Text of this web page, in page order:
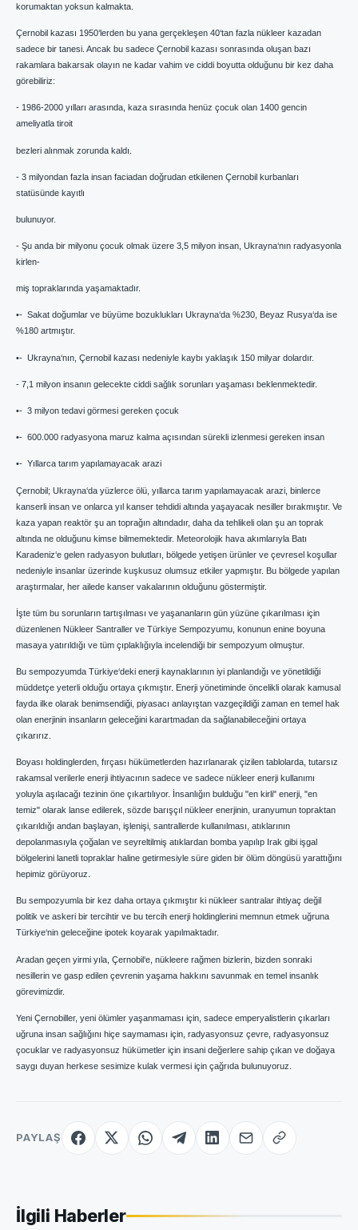
korumaktan yoksun kalmakta.
Çernobil kazası 1950‘lerden bu yana gerçekleşen 40‘tan fazla nükleer kazadan
sadece bir tanesi. Ancak bu sadece Çernobil kazası sonrasında oluşan bazı
rakamlara bakarsak olayın ne kadar vahim ve ciddi boyutta olduğunu bir kez daha
görebiliriz:
- 1986-2000 yılları arasında, kaza sırasında henüz çocuk olan 1400 gencin
ameliyatla tiroit
bezleri alınmak zorunda kaldı.
- 3 milyondan fazla insan faciadan doğrudan etkilenen Çernobil kurbanları
statüsünde kayıtlı
bulunuyor.
- Şu anda bir milyonu çocuk olmak üzere 3,5 milyon insan, Ukrayna‘nın radyasyonla
kirlen-
miş topraklarında yaşamaktadır.
•- Sakat doğumlar ve büyüme bozuklukları Ukrayna‘da %230, Beyaz Rusya‘da ise
%180 artmıştır.
•- Ukrayna‘nın, Çernobil kazası nedeniyle kaybı yaklaşık 150 milyar dolardır.
- 7,1 milyon insanın gelecekte ciddi sağlık sorunları yaşaması beklenmektedir.
•- 3 milyon tedavi görmesi gereken çocuk
•- 600.000 radyasyona maruz kalma açısından sürekli izlenmesi gereken insan
•- Yıllarca tarım yapılamayacak arazi
Çernobil; Ukrayna‘da yüzlerce ölü, yıllarca tarım yapılamayacak arazi, binlerce
kanserli insan ve onlarca yıl kanser tehdidi altında yaşayacak nesiller bırakmıştır. Ve
kaza yapan reaktör şu an toprağın altındadır, daha da tehlikeli olan şu an toprak
altında ne olduğunu kimse bilmemektedir. Meteorolojik hava akımlarıyla Batı
Karadeniz‘e gelen radyasyon bulutları, bölgede yetişen ürünler ve çevresel koşullar
nedeniyle insanlar üzerinde kuşkusuz olumsuz etkiler yapmıştır. Bu bölgede yapılan
araştırmalar, her ailede kanser vakalarının olduğunu göstermiştir.
İşte tüm bu sorunların tartışılması ve yaşananların gün yüzüne çıkarılması için
düzenlenen Nükleer Santraller ve Türkiye Sempozyumu, konunun enine boyuna
masaya yatırıldığı ve tüm çıplaklığıyla incelendiği bir sempozyum olmuştur.
Bu sempozyumda Türkiye‘deki enerji kaynaklarının iyi planlandığı ve yönetildiği
müddetçe yeterli olduğu ortaya çıkmıştır. Enerji yönetiminde öncelikli olarak kamusal
fayda ilke olarak benimsendiği, piyasacı anlayıştan vazgeçildiği zaman en temel hak
olan enerjinin insanların geleceğini karartmadan da sağlanabileceğini ortaya
çıkarırız.
Boyası holdinglerden, fırçası hükümetlerden hazırlanarak çizilen tablolarda, tutarsız
rakamsal verilerle enerji ihtiyacının sadece ve sadece nükleer enerji kullanımı
yoluyla aşılacağı tezinin öne çıkartılıyor. İnsanlığın bulduğu "en kirli" enerji, "en
temiz" olarak lanse edilerek, sözde barışçıl nükleer enerjinin, uranyumun topraktan
çıkarıldığı andan başlayan, işlenişi, santrallerde kullanılması, atıklarının
depolanmasıyla çoğalan ve seyreltilmiş atıklardan bomba yapılıp Irak gibi işgal
bölgelerini lanetli topraklar haline getirmesiyle süre giden bir ölüm döngüsü yarattığını
hepimiz görüyoruz.
Bu sempozyumla bir kez daha ortaya çıkmıştır ki nükleer santralar ihtiyaç değil
politik ve askeri bir tercihtir ve bu tercih enerji holdinglerini memnun etmek uğruna
Türkiye‘nin geleceğine ipotek koyarak yapılmaktadır.
Aradan geçen yirmi yıla, Çernobil‘e, nükleere rağmen bizlerin, bizden sonraki
nesillerin ve gasp edilen çevrenin yaşama hakkını savunmak en temel insanlık
görevimizdir.
Yeni Çernobiller, yeni ölümler yaşanmaması için, sadece emperyalistlerin çıkarları
uğruna insan sağlığını hiçe saymaması için, radyasyonsuz çevre, radyasyonsuz
çocuklar ve radyasyonsuz hükümetler için insani değerlere sahip çıkan ve doğaya
saygı duyan herkese sesimize kulak vermesi için çağrıda bulunuyoruz.
PAYLAŞ
İlgili Haberler